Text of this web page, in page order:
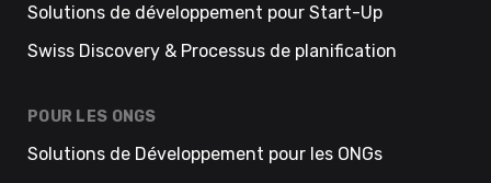
Solutions de développement pour Start-Up
Swiss Discovery & Processus de planification
POUR LES ONGS
Solutions de Développement pour les ONGs